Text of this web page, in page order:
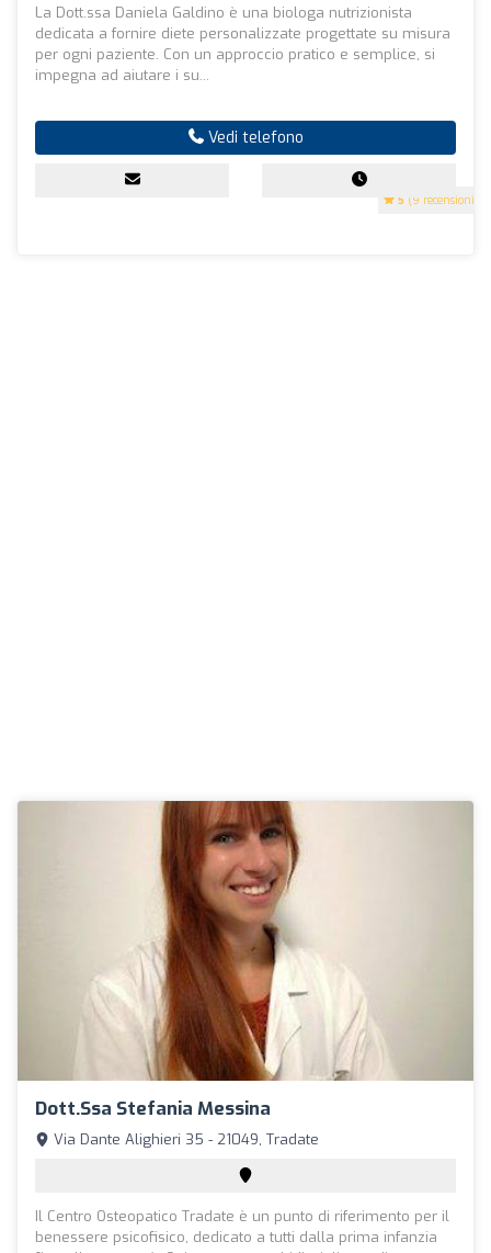
5 (9 recensioni)
La Dott.ssa Daniela Galdino è una biologa nutrizionista
dedicata a fornire diete personalizzate progettate su misura
per ogni paziente. Con un approccio pratico e semplice, si
impegna ad aiutare i su...
Vedi telefono
Dott.ssa Stefania Messina
Via Dante Alighieri 35 - 21049, Tradate
Il Centro Osteopatico Tradate è un punto di riferimento per il
benessere psicofisico, dedicato a tutti dalla prima infanzia